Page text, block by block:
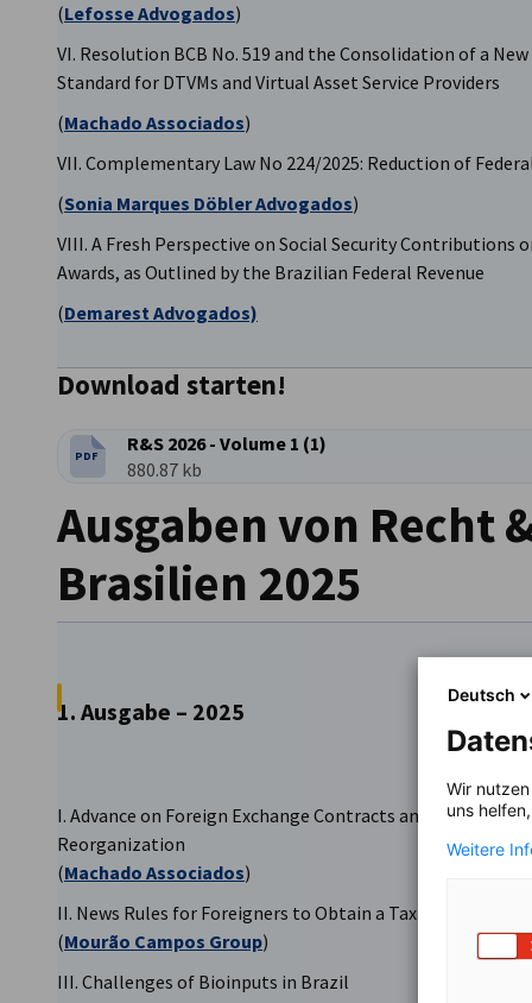
(Lefosse Advogados)
VI. Resolution BCB No. 519 and the Consolidation of a
Standard for DTVMs and Virtual Asset Service Providers
(Machado Associados)
VII. Complementary Law No 224/2025: Reduction of
(Sonia Marques Döbler Advogados)
VIII. A Fresh Perspective on Social Security Contributions
Awards, as Outlined by the Brazilian Federal Revenue
(Demarest Advogados)
Download starten!
DATEITYP:
PDF
R&S 2026 - Volume 1 (1)
Dateigröße:
880.87 kb
Ausgaben von Recht
Brasilien 2025
1. Ausgabe – 2025
I. Advance on Foreign Exchange Contracts and their
Reorganization
(Machado Associados)
II. News Rules for Foreigners to Obtain a Tax ID Number in
(Mourão Campos Group)
III. Challenges of Bioinputs in Brazil
Deutsch
Wir
uns
Weitere